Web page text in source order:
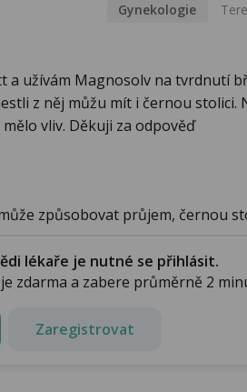
Gynekologie
a užívám Magnosolv na tvrdnutí
z něj můžu mít i černou stolici.
vliv. Děkuji za odpověď
způsobovat průjem, černou
lékaře je nutné se přihlásit.
zdarma a zabere průměrně 2
Zaregistrovat